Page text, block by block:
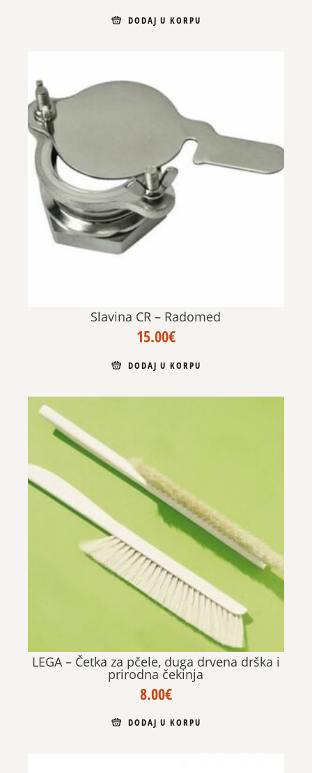
DODAJ U KORPU
Slavina CR – Radomed
15.00€
DODAJ U KORPU
LEGA – Četka za pčele, duga drvena drška i
prirodna čekinja
8.00€
DODAJ U KORPU